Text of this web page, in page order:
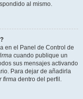
al mismo.
en el Panel de Control de
cuando publique un
sus mensajes activando
Para dejar de añadirla
firma dentro del perfil.